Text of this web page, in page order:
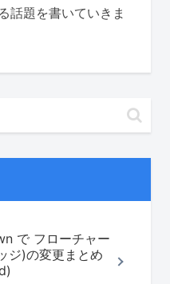
話題を書いていきま
で フローチャー
ジ)の変更まとめ